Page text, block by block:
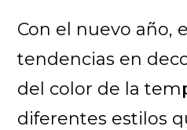
Con el nuevo año,
tendencias en
del color de la
diferentes estilos